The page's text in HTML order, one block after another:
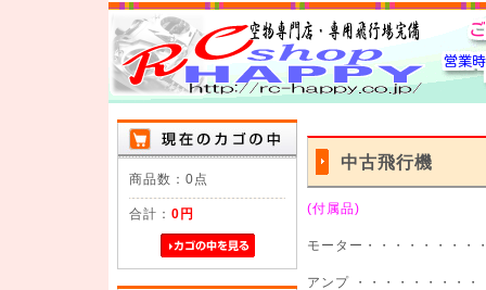
商品数：0点
合計： 0円
中古飛行機
(付属品)
モーター・・・・・・・・
アンプ ・・・・・・・・・